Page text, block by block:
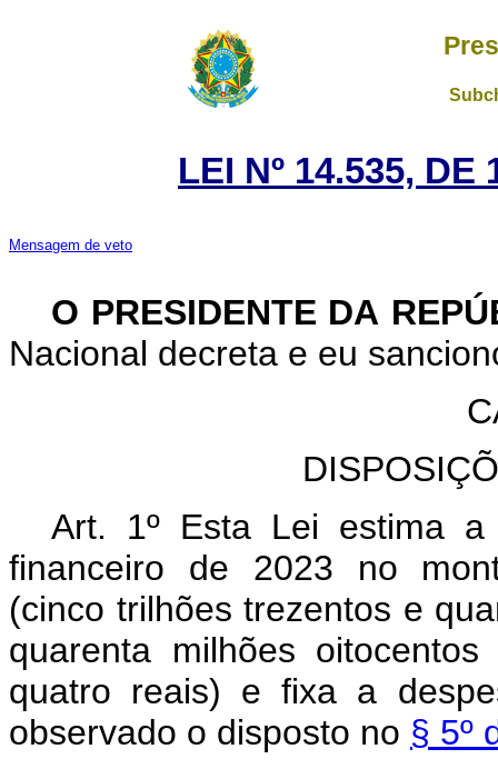
LEI Nº 14.535, DE
Mensagem de veto
O PRESIDENTE DA
Nacional decreta e eu
Art. 1º Esta Lei estima
financeiro de 2023 no
(cinco trilhões trezentos e
quarenta milhões
quatro reais) e fixa a
observado o disposto no § 5º